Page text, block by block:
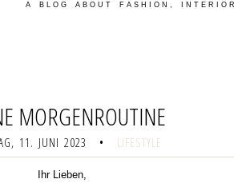
A BLOG ABOUT FASHION,
MORGENROUTINE
11. JUNI 2023 • LIFESTYLE
Ihr Lieben,